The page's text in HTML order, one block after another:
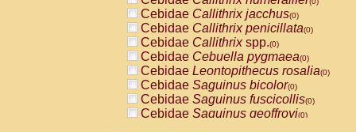
Cebidae Callithrix jacchus(0)
Cebidae Callithrix penicillata(0)
Cebidae Callithrixspp.(0)
Cebidae Cebuella pygmaea(0)
Cebidae Leontopithecus rosalia(0)
Cebidae Saguinus bicolor(0)
Cebidae Saguinus fuscicollis(0)
Cebidae Saguinus geoffroyi(0)